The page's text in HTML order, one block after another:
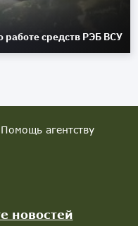
работе средств РЭБ ВСУ
Помощь агентству
новостей